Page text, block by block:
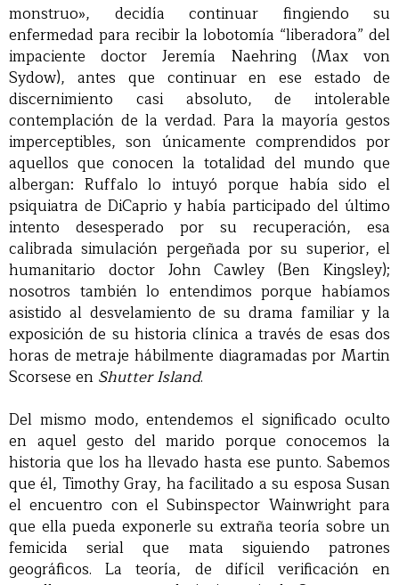
monstruo», decidía continuar fingiendo su
enfermedad para recibir la lobotomía “liberadora” del
impaciente doctor Jeremía Naehring (Max von
Sydow), antes que continuar en ese estado de
discernimiento casi absoluto, de intolerable
contemplación de la verdad. Para la mayoría gestos
imperceptibles, son únicamente comprendidos por
aquellos que conocen la totalidad del mundo que
albergan: Ruffalo lo intuyó porque había sido el
psiquiatra de DiCaprio y había participado del último
intento desesperado por su recuperación, esa
calibrada simulación pergeñada por su superior, el
humanitario doctor John Cawley (Ben Kingsley);
nosotros también lo entendimos porque habíamos
asistido al desvelamiento de su drama familiar y la
exposición de su historia clínica a través de esas dos
horas de metraje hábilmente diagramadas por Martin
Scorsese en Shutter Island.
Del mismo modo, entendemos el significado oculto
en aquel gesto del marido porque conocemos la
historia que los ha llevado hasta ese punto. Sabemos
que él, Timothy Gray, ha facilitado a su esposa Susan
el encuentro con el Subinspector Wainwright para
que ella pueda exponerle su extraña teoría sobre un
femicida serial que mata siguiendo patrones
geográficos. La teoría, de difícil verificación en